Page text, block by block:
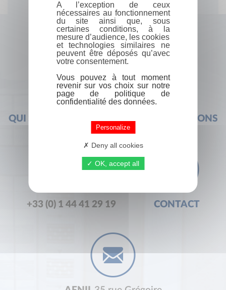
QUI SOMMES-NOUS ? FOIRE AUX QUESTIONS
+33 (0) 1 44 41 29 19 CONTACT
A l’exception de ceux
nécessaires au fonctionnement
du site ainsi que, sous
certaines conditions, à la
mesure d’audience, les cookies
et technologies similaires ne
peuvent être déposés qu’avec
votre consentement.
Vous pouvez à tout moment
revenir sur vos choix sur notre
page de politique de
confidentialité des données.
Personalize
Deny all cookies
OK, accept all